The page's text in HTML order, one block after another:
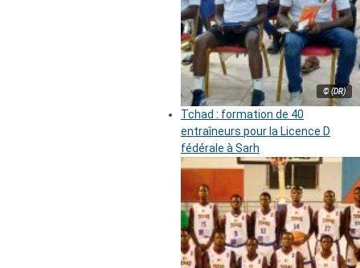
© (DR)
Tchad : formation de 40
entraîneurs pour la Licence D
fédérale à Sarh